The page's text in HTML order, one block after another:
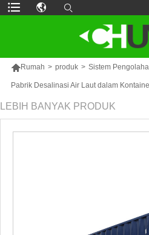
Rumah > produk > Sistem
Pabrik Desalinasi Air Laut dalam
LEBIH BANYAK PRODUK